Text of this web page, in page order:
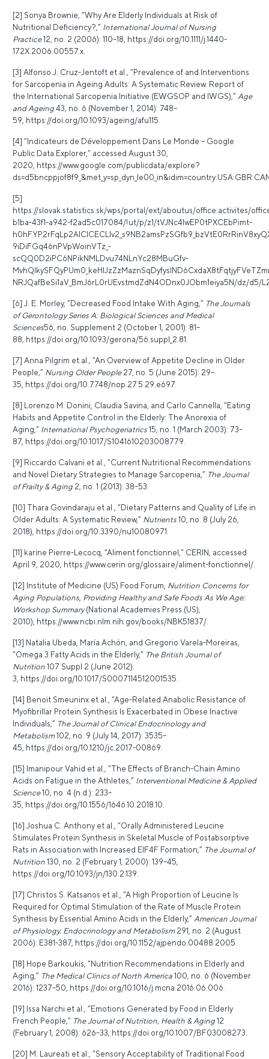
[2] Sonya Brownie, “Why Are Elderly Individuals at Risk of
Nutritional Deficiency?,” International Journal of Nursing
Practice12, no. 2 (2006): 110–18, https://doi.org/10.1111/j.1440-
172X.2006.00557.x
[3] Alfonso J. Cruz-Jentoft et al., “Prevalence of and Interventions
for Sarcopenia in Ageing Adults: A Systematic Review. Report of
the International Sarcopenia Initiative (EWGSOP and IWGS),” Age
and Ageing 43, no. 6 (November 1, 2014): 748–
59, https://doi.org/10.1093/ageing/afu115
[4] “Indicateurs de Développement Dans Le Monde – Google
Public Data Explorer,” accessed August 30,
2020, https://www.google.com/publicdata/explore?
[5]
https://slovak.statistics.sk/wps/portal/ext/aboutus/office.activites/
b1ba-43f1-a942-f2ad5c017084/!ut/p/z1/tVJNc4IwEP0tPXCEbPimt-
9iDiFGq46nPVpWoinVTz_-
scQQ0D2iPC6NPikNMLDvu74NLnYc28MBuGfv-
NRJQafBeSi1aV_BmJ6rL0rUEvstmdZdN4ODnx0JObm1eiya5N/dz/d5/
[6] J. E. Morley, “Decreased Food Intake With Aging,” The Journals
of Gerontology Series A: Biological Sciences and Medical
Sciences56, no. Supplement 2 (October 1, 2001): 81–
88, https://doi.org/10.1093/gerona/56.suppl_2.81
[7] Anna Pilgrim et al., “An Overview of Appetite Decline in Older
People,” Nursing Older People27, no. 5 (June 2015): 29–
35, https://doi.org/10.7748/nop.27.5.29.e697
[8] Lorenzo M. Donini, Claudia Savina, and Carlo Cannella, “Eating
Habits and Appetite Control in the Elderly: The Anorexia of
Aging,” International Psychogeriatrics 15, no. 1 (March 2003): 73–
87, https://doi.org/10.1017/S1041610203008779
[9] Riccardo Calvani et al., “Current Nutritional Recommendations
and Novel Dietary Strategies to Manage Sarcopenia,” The Journal
of Frailty & Aging 2, no. 1 (2013): 38–53.
[10] Thara Govindaraju et al., “Dietary Patterns and Quality of Life in
Older Adults: A Systematic Review,” Nutrients 10, no. 8 (July 26,
2018), https://doi.org/10.3390/nu10080971
[11] karine Pierre-Lecocq, “Aliment fonctionnel,” CERIN, accessed
April 9, 2020, https://www.cerin.org/glossaire/aliment-fonctionnel/
[12] Institute of Medicine (US) Food Forum, Nutrition Concerns for
Aging Populations Providing Healthy and Safe Foods As We Age:
Workshop Summary(National Academies Press (US),
2010), https://www.ncbi.nlm.nih.gov/books/NBK51837/
[13] Natalia Ubeda, María Achón, and Gregorio Varela-Moreiras,
“Omega 3 Fatty Acids in the Elderly,” The British Journal of
Nutrition 107 Suppl 2 (June 2012):
3, https://doi.org/10.1017/S0007114512001535
[14] Benoit Smeuninx et al., “Age-Related Anabolic Resistance of
Myofibrillar Protein Synthesis Is Exacerbated in Obese Inactive
Individuals,” The Journal of Clinical Endocrinology and
Metabolism102, no. 9 (July 14, 2017): 3535–
45, https://doi.org/10.1210/jc.2017-00869
[15] Imanipour Vahid et al., “The Effects of Branch-Chain Amino
Acids on Fatigue in the Athletes,” Interventional Medicine & Applied
Science10, no. 4 (n.d.): 233–
35, https://doi.org/10.1556/1646.10.2018.10
[16] Joshua C. Anthony et al., “Orally Administered Leucine
Stimulates Protein Synthesis in Skeletal Muscle of Postabsorptive
Rats in Association with Increased EIF4F Formation,” The Journal of
Nutrition 130, no. 2 (February 1, 2000): 139–45,
https://doi.org/10.1093/jn/130.2.139.
[17] Christos S. Katsanos et al., “A High Proportion of Leucine Is
Required for Optimal Stimulation of the Rate of Muscle Protein
Synthesis by Essential Amino Acids in the Elderly,” American Journal
of Physiology. Endocrinology and Metabolism291, no. 2 (August
2006): E381-387, https://doi.org/10.1152/ajpendo.00488.2005
[18] Hope Barkoukis, “Nutrition Recommendations in Elderly and
Aging,” The Medical Clinics of North America 100, no. 6 (November
2016): 1237–50, https://doi.org/10.1016/j.mcna.2016.06.006
[19] Issa Narchi et al., “Emotions Generated by Food in Elderly
French People,” The Journal of Nutrition, Health & Aging 12
(February 1, 2008): 626–33, https://doi.org/10.1007/BF03008273
[20] M. Laureati et al., “Sensory Acceptability of Traditional Food